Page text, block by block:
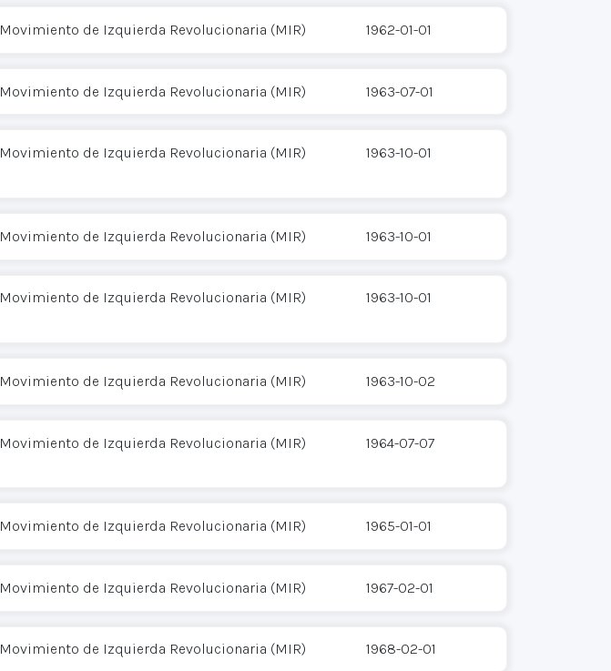
Movimiento de Izquierda Revolucionaria (MIR) 1962-01-01
Movimiento de Izquierda Revolucionaria (MIR) 1963-07-01
Movimiento de Izquierda Revolucionaria (MIR) 1963-10-01
Movimiento de Izquierda Revolucionaria (MIR) 1963-10-01
Movimiento de Izquierda Revolucionaria (MIR) 1963-10-01
Movimiento de Izquierda Revolucionaria (MIR) 1963-10-02
Movimiento de Izquierda Revolucionaria (MIR) 1964-07-07
Movimiento de Izquierda Revolucionaria (MIR) 1965-01-01
Movimiento de Izquierda Revolucionaria (MIR) 1967-02-01
Movimiento de Izquierda Revolucionaria (MIR) 1968-02-01